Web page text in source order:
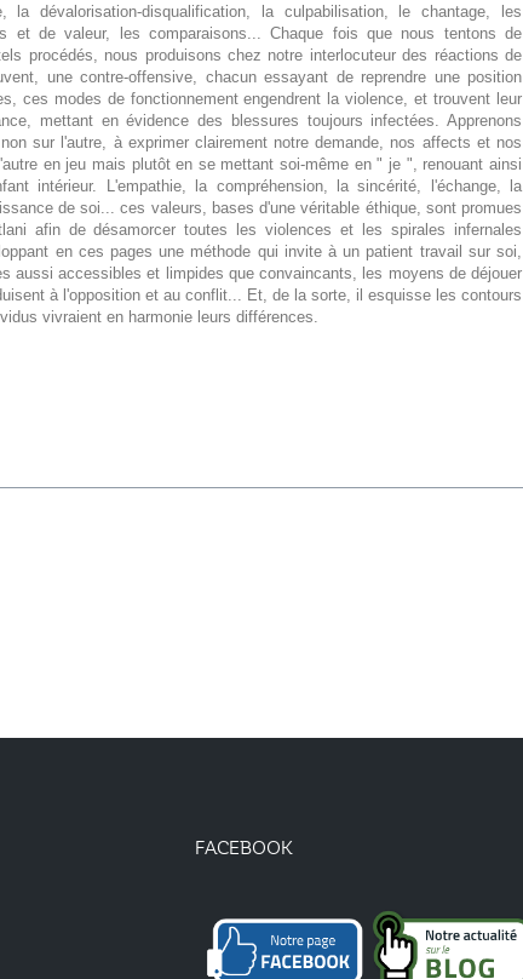
la dévalorisation-disqualification, la culpabilisation, le chantage, les
et de valeur, les comparaisons... Chaque fois que nous tentons de
procédés, nous produisons chez notre interlocuteur des réactions de
une contre-offensive, chacun essayant de reprendre une position
ces modes de fonctionnement engendrent la violence, et trouvent leur
mettant en évidence des blessures toujours infectées. Apprenons
sur l'autre, à exprimer clairement notre demande, nos affects et nos
en jeu mais plutôt en se mettant soi-même en " je ", renouant ainsi
intérieur. L'empathie, la compréhension, la sincérité, l'échange, la
de soi... ces valeurs, bases d'une véritable éthique, sont promues
afin de désamorcer toutes les violences et les spirales infernales
en ces pages une méthode qui invite à un patient travail sur soi,
aussi accessibles et limpides que convaincants, les moyens de déjouer
à l'opposition et au conflit... Et, de la sorte, il esquisse les contours
vivraient en harmonie leurs différences.
FACEBOOK